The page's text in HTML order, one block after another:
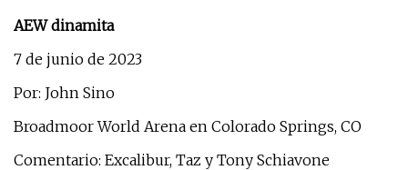
AEW dinamita
7 de junio de 2023
Por: John Sino
Broadmoor World Arena en Colorado Springs, CO
Comentario: Excalibur, Taz y Tony Schiavone